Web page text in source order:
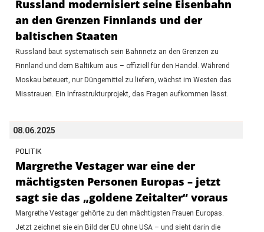
Russland modernisiert seine Eisenbahn
an den Grenzen Finnlands und der
baltischen Staaten
Russland baut systematisch sein Bahnnetz an den Grenzen zu
Finnland und dem Baltikum aus – offiziell für den Handel. Während
Moskau beteuert, nur Düngemittel zu liefern, wächst im Westen das
Misstrauen. Ein Infrastrukturprojekt, das Fragen aufkommen lässt.
08.06.2025
POLITIK
Margrethe Vestager war eine der
mächtigsten Personen Europas – jetzt
sagt sie das „goldene Zeitalter“ voraus
Margrethe Vestager gehörte zu den mächtigsten Frauen Europas.
Jetzt zeichnet sie ein Bild der EU ohne USA – und sieht darin die